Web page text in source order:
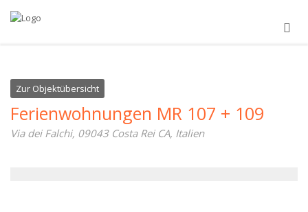
Zur Objektübersicht
Ferienwohnungen MR 107 + 109
Via dei Falchi, 09043 Costa Rei CA, Italien